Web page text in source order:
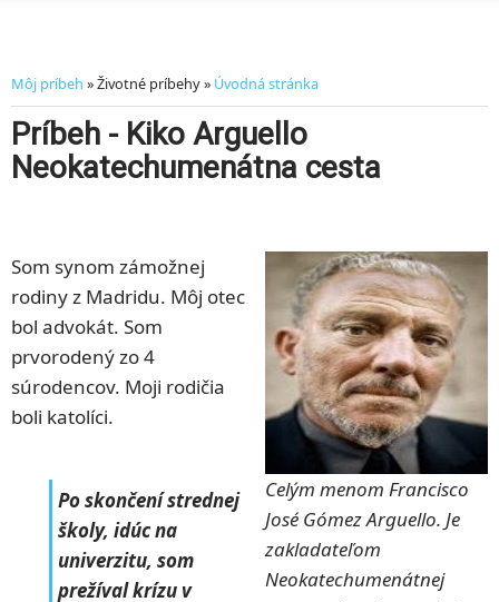
Môj príbeh » Životné príbehy » Úvodná stránka
Príbeh - Kiko Arguello
Neokatechumenátna cesta
Celým menom Francisco
José Gómez Arguello. Je
zakladateľom
Neokatechumenátnej
Som synom zámožnej
rodiny z Madridu. Môj otec
bol advokát. Som
prvorodený zo 4
súrodencov. Moji rodičia
boli katolíci.
Po skončení strednej
školy, idúc na
univerzitu, som
prežíval krízu v